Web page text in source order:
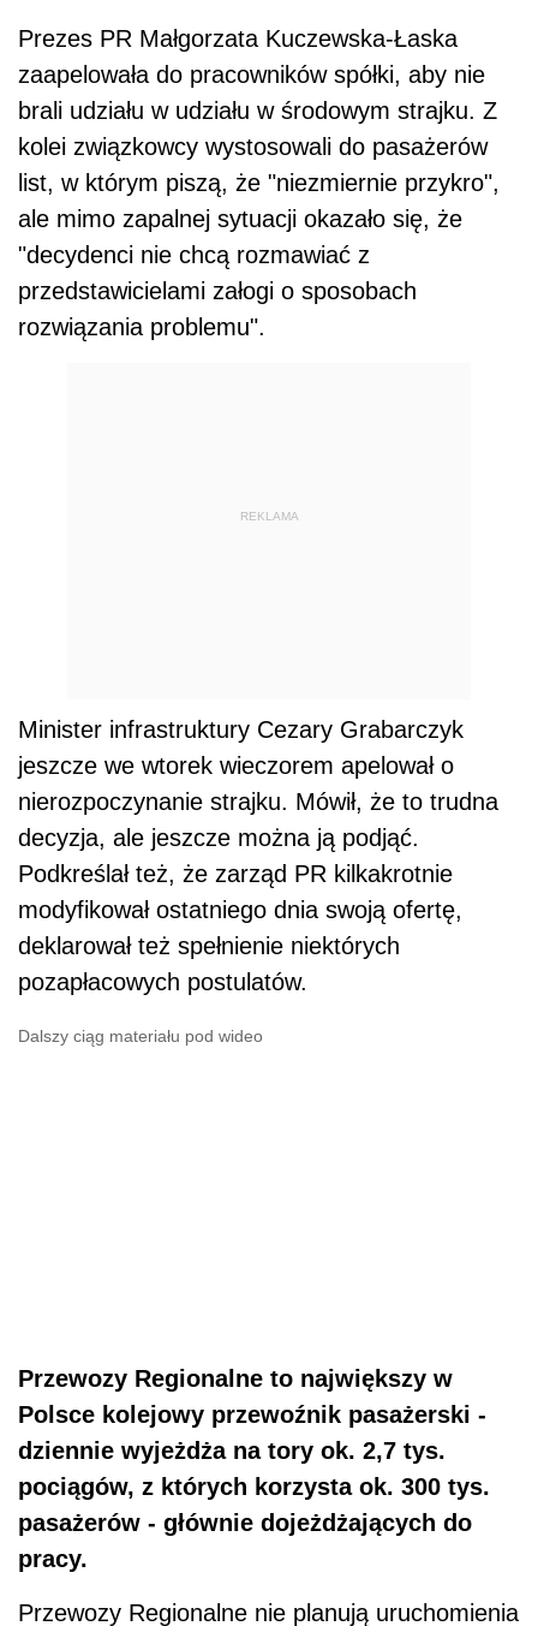
Prezes PR Małgorzata Kuczewska-Łaska
zaapelowała do pracowników spółki, aby nie
brali udziału w udziału w środowym strajku. Z
kolei związkowcy wystosowali do pasażerów
list, w którym piszą, że "niezmiernie przykro",
ale mimo zapalnej sytuacji okazało się, że
"decydenci nie chcą rozmawiać z
przedstawicielami załogi o sposobach
rozwiązania problemu".
REKLAMA
Minister infrastruktury Cezary Grabarczyk
jeszcze we wtorek wieczorem apelował o
nierozpoczynanie strajku. Mówił, że to trudna
decyzja, ale jeszcze można ją podjąć.
Podkreślał też, że zarząd PR kilkakrotnie
modyfikował ostatniego dnia swoją ofertę,
deklarował też spełnienie niektórych
pozapłacowych postulatów.
Dalszy ciąg materiału pod wideo
Przewozy Regionalne to największy w
Polsce kolejowy przewoźnik pasażerski -
dziennie wyjeżdża na tory ok. 2,7 tys.
pociągów, z których korzysta ok. 300 tys.
pasażerów - głównie dojeżdżających do
pracy.
Przewozy Regionalne nie planują uruchomienia